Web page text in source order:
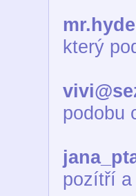
který
podobu
pozítří